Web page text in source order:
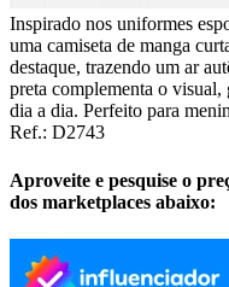
Inspirado nos uniformes
uma camiseta de manga
destaque, trazendo um ar
preta complementa o
dia a dia. Perfeito para
Ref.: D2743
Aproveite e pesquise o
dos marketplaces abaixo: